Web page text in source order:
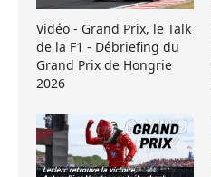
Vidéo - Grand Prix, le Talk
de la F1 - Débriefing du
Grand Prix de Hongrie
2026